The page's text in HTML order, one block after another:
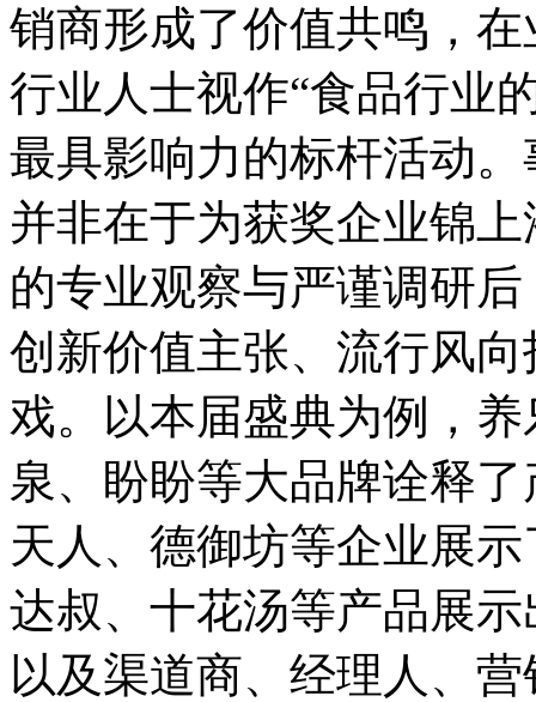
销商形成了价值共鸣，
行业人士视作“食品行业
最具影响力的标杆活动
并非在于为获奖企业锦
的专业观察与严谨调研
创新价值主张、流行风
戏。以本届盛典为例，
泉、盼盼等大品牌诠释
天人、德御坊等企业展
达叔、十花汤等产品展
以及渠道商、经理人、